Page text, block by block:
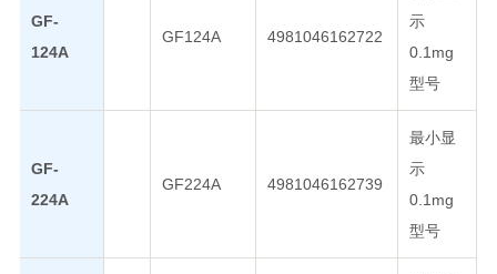
GF-
124A
GF124A 4981046162722
示
0.1mg
型号
GF-
224A
GF224A 4981046162739
最小显
示
0.1mg
型号